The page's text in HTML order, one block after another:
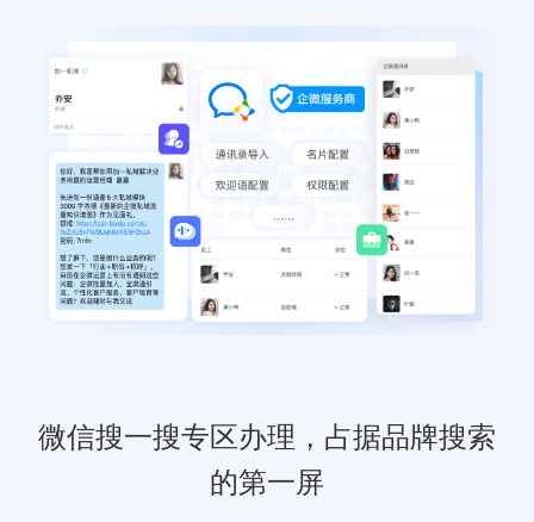
微信搜一搜专区办理，占据品牌搜索
的第一屏